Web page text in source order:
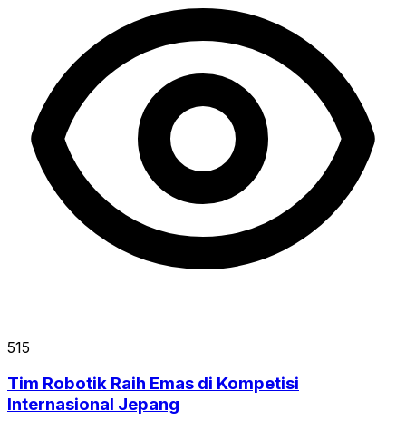
515
Tim Robotik Raih Emas di Kompetisi
Internasional Jepang